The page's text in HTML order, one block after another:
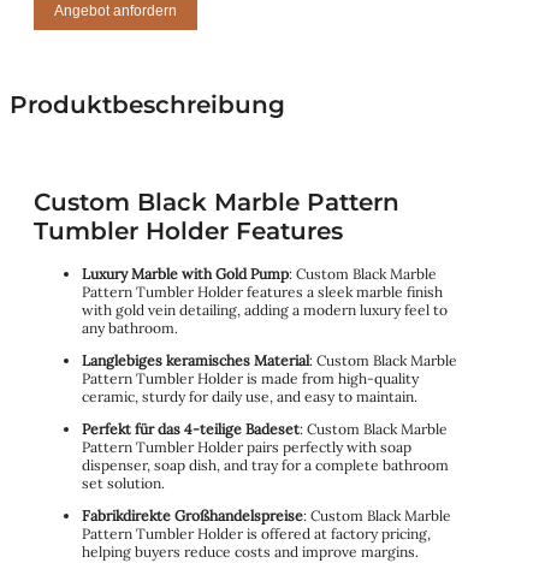
Angebot anfordern
Produktbeschreibung
Custom Black Marble Pattern
Tumbler Holder Features
Luxury Marble with Gold Pump: Custom Black Marble
Pattern Tumbler Holder features a sleek marble finish
with gold vein detailing, adding a modern luxury feel to
any bathroom.
Langlebiges keramisches Material: Custom Black Marble
Pattern Tumbler Holder is made from high-quality
ceramic, sturdy for daily use, and easy to maintain.
Perfekt für das 4-teilige Badeset: Custom Black Marble
Pattern Tumbler Holder pairs perfectly with soap
dispenser, soap dish, and tray for a complete bathroom
set solution.
Fabrikdirekte Großhandelspreise: Custom Black Marble
Pattern Tumbler Holder is offered at factory pricing,
helping buyers reduce costs and improve margins.